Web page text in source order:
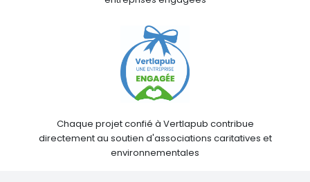
Chaque projet confié à Vertlapub contribue
directement au soutien d'associations caritatives et
environnementales